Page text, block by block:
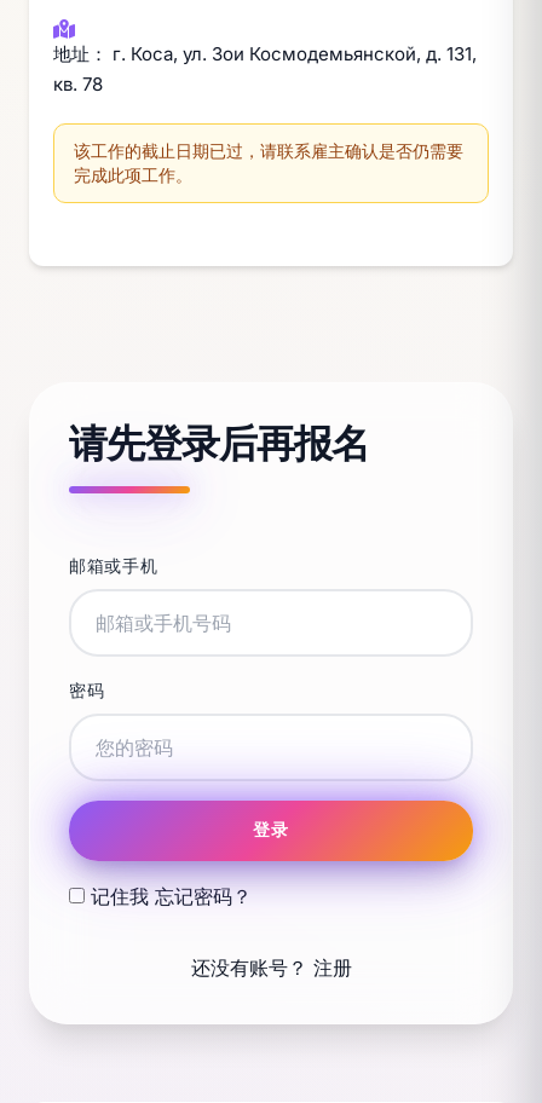
地址： г. Коса, ул. Зои Космодемьянской, д. 131,
кв. 78
该工作的截止日期已过，请联系雇主确认是否仍需要
完成此项工作。
请先登录后再报名
邮箱或手机
密码
登录
记住我 忘记密码？
还没有账号？ 注册